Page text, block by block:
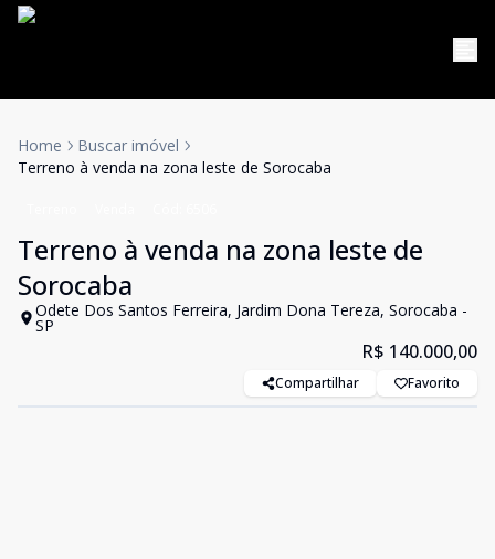
Home
Buscar imóvel
Terreno à venda na zona leste de Sorocaba
Terreno à venda na zona leste de
Sorocaba
Odete Dos Santos Ferreira, Jardim Dona Tereza, Sorocaba -
SP
R$ 140.000,00
Compartilhar Favorito